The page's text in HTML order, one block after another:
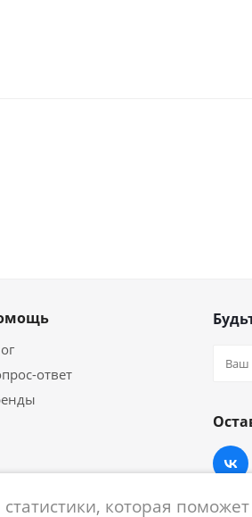
ответ
которая